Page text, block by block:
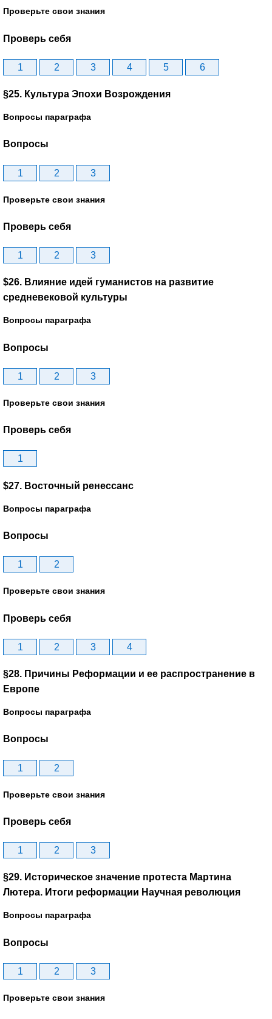
Проверьте свои знания
Проверь себя
1 2 3 4 5 6
§25. Культура Эпохи Возрождения
Вопросы параграфа
Вопросы
1 2 3
Проверьте свои знания
Проверь себя
1 2 3
$26. Влияние идей гуманистов на развитие
средневековой культуры
Вопросы параграфа
Вопросы
1 2 3
Проверьте свои знания
Проверь себя
1
$27. Восточный ренессанс
Вопросы параграфа
Вопросы
1 2
Проверьте свои знания
Проверь себя
1 2 3 4
§28. Причины Реформации и ее распространение в
Европе
Вопросы параграфа
Вопросы
1 2
Проверьте свои знания
Проверь себя
1 2 3
§29. Историческое значение протеста Мартина
Лютера. Итоги реформации Научная революция
Вопросы параграфа
Вопросы
1 2 3
Проверьте свои знания